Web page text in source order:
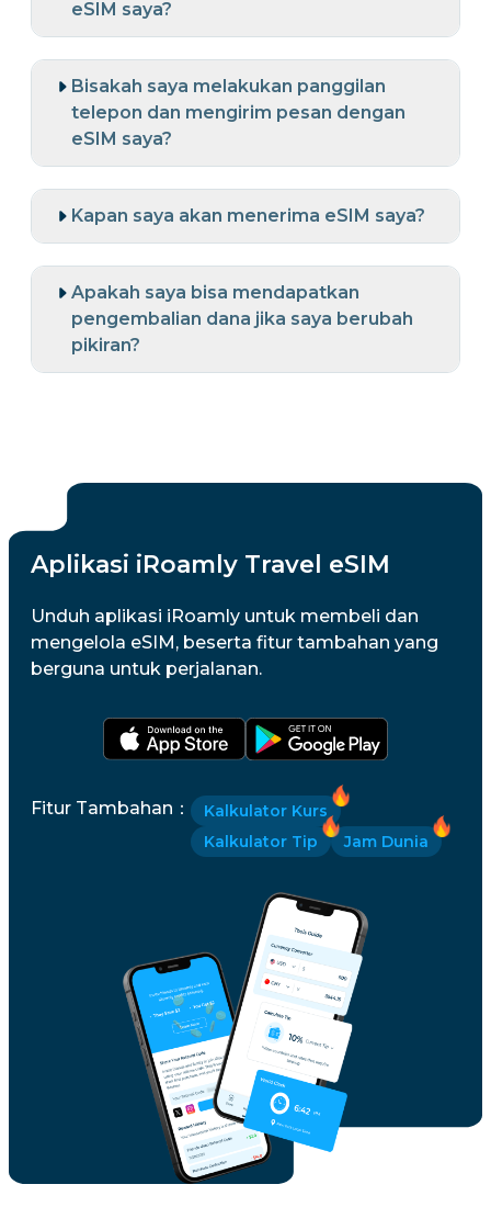
eSIM saya?
Bisakah saya melakukan panggilan
telepon dan mengirim pesan dengan
eSIM saya?
Kapan saya akan menerima eSIM saya?
Apakah saya bisa mendapatkan
pengembalian dana jika saya berubah
pikiran?
Aplikasi iRoamly Travel eSIM
Unduh aplikasi iRoamly untuk membeli dan
mengelola eSIM, beserta fitur tambahan yang
berguna untuk perjalanan.
Fitur Tambahan ：
Kalkulator Kurs
Kalkulator Tip
Jam Dunia